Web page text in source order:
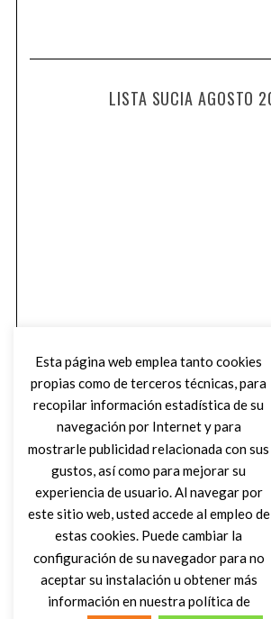
LISTA SUCIA AGOSTO
Esta página web emplea tanto cookies
propias como de terceros técnicas, para
recopilar información estadística de su
navegación por Internet y para
mostrarle publicidad relacionada con sus
gustos, así como para mejorar su
experiencia de usuario. Al navegar por
este sitio web, usted accede al empleo de
estas cookies. Puede cambiar la
configuración de su navegador para no
aceptar su instalación u obtener más
información en nuestra política de